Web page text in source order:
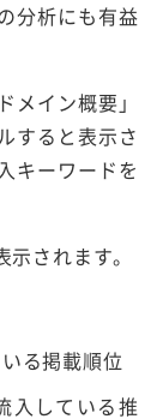
分析にも有益
イン概要」
すると表示さ
キーワードを
されます。
る掲載順位
入している推